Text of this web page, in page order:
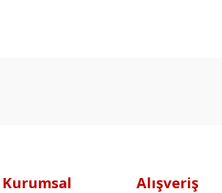
Kurumsal Alışveriş